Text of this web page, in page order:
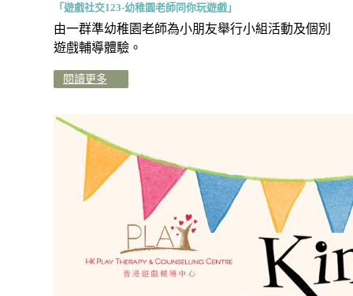
「遊戲社交123-幼稚園老師同你玩遊戲」
由一群準幼稚園老師為小朋友舉行小組活動及個別
遊戲輔導體驗。
閱讀更多